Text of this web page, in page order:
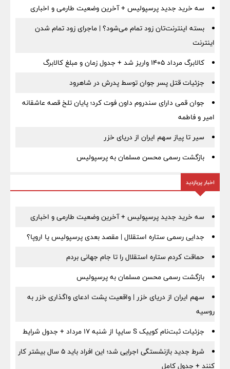
سه خرید جدید پرسپولیس + آخرین وضعیت طارمی و اخباری
بسته اینترنت‌تان زود تمام می‌شود؟ | ماجرای زود تمام شدن
اینترنت
کالابرگ مرداد ۱۴۰۵ واریز شد + جدول زمان و مبلغ کالابرگ
جزئیات قتل پسر جوان توسط پدرش در شاهرود
جوان قمی دارای سندروم داون فوت کرد؛ پایان تلخ قصه عاشقانه
امیر و فاطمه
سیر تا پیاز سهم ایران از دریای خزر
بازگشت رسمی محسن مسلمان به پرسپولیس
اخبار پربازدید
سه خرید جدید پرسپولیس + آخرین وضعیت طارمی و اخباری
جدایی رسمی ستاره استقلال | مقصد بعدی پرسپولیس یا اروپا؟
حماقت کردم ستاره استقلال را تا جام جهانی بردم
بازگشت رسمی محسن مسلمان به پرسپولیس
سهم ایران از دریای خزر | واقعیت پشت ادعای واگذاری خزر به
روسیه
جزئیات ثبت‌نام کوییک S سایپا از شنبه ۱۷ مرداد + جدول شرایط
شرط جدید بازنشستگی اجرایی شد؛ این افراد باید ۵ سال بیشتر کار
کنند + جدول کامل